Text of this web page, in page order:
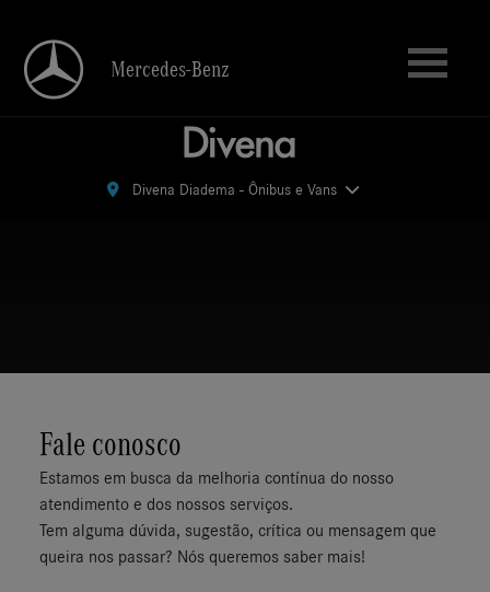
Mercedes-Benz
Divena Diadema - Ônibus e Vans
Fale conosco
Estamos em busca da melhoria contínua do nosso
atendimento e dos nossos serviços.
Tem alguma dúvida, sugestão, crítica ou mensagem que
queira nos passar? Nós queremos saber mais!
Mercedes-Benz
Divena Diadema - Ônibus e Vans